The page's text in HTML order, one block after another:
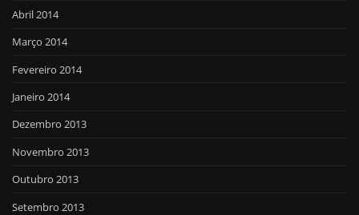
Abril 2014
Março 2014
Fevereiro 2014
Janeiro 2014
Dezembro 2013
Novembro 2013
Outubro 2013
Setembro 2013